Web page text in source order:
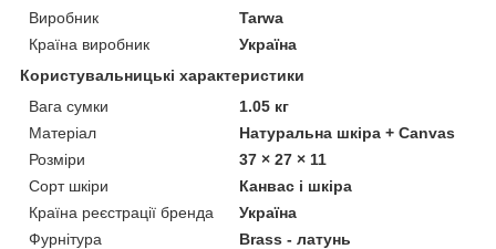
Виробник
Tarwa
Країна виробник
Україна
Користувальницькі характеристики
Вага сумки
1.05 кг
Матеріал
Натуральна шкіра + Canvas
Розміри
37 × 27 × 11
Сорт шкіри
Канвас і шкіра
Країна реєстрації бренда
Україна
Фурнітура
Brass - латунь